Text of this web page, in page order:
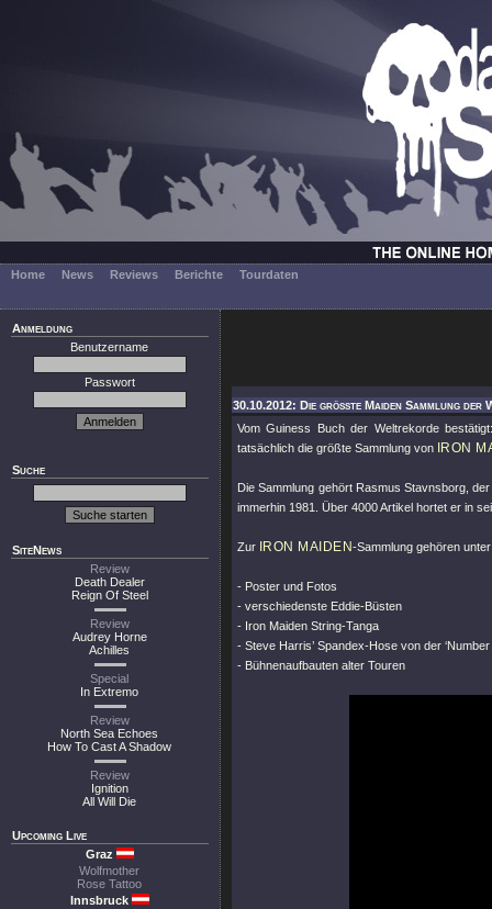
Home News Reviews Berichte Tourdaten
Anmeldung
Benutzername
Passwort
Suche
SiteNews
Review
Death Dealer
Reign Of Steel
Review
Audrey Horne
Achilles
Special
In Extremo
Review
North Sea Echoes
How To Cast A Shadow
Review
Ignition
All Will Die
Upcoming Live
Graz
Wolfmother
Rose Tattoo
Innsbruck
30.10.2012: Die größte Maiden Sammlung der
Vom Guiness Buch der Weltrekorde
tatsächlich die größte Sammlung von
IRON
Die Sammlung gehört Rasmus Stavnsborg,
immerhin 1981. Über 4000 Artikel hortet er in
Zur IRON MAIDEN-Sammlung gehören
- Poster und Fotos
- verschiedenste Eddie-Büsten
- Iron Maiden String-Tanga
- Steve Harris’ Spandex-Hose von der
- Bühnenaufbauten alter Touren